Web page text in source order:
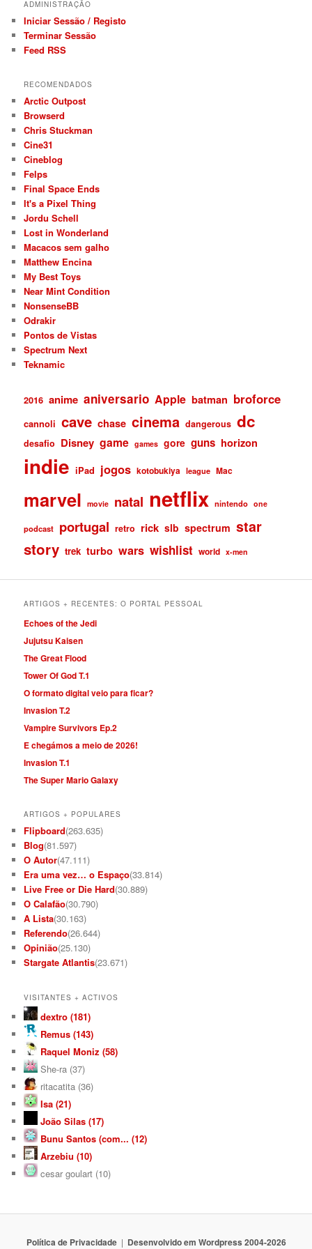
ADMINISTRAÇÃO
Iniciar Sessão / Registo
Terminar Sessão
Feed RSS
RECOMENDADOS
Arctic Outpost
Browserd
Chris Stuckman
Cine31
Cineblog
Felps
Final Space Ends
It's a Pixel Thing
Jordu Schell
Lost in Wonderland
Macacos sem galho
Matthew Encina
My Best Toys
Near Mint Condition
NonsenseBB
Odrakir
Pontos de Vistas
Spectrum Next
Teknamic
2016 anime aniversario Apple batman broforce
cannoli cave chase cinema dangerous dc
desafio Disney game games gore guns horizon
indie iPad jogos kotobukiya league Mac
marvel movie natal netflix nintendo one
podcast portugal retro rick slb spectrum star
story trek turbo wars wishlist world x-men
ARTIGOS + RECENTES: O PORTAL PESSOAL
Echoes of the Jedi
Jujutsu Kaisen
The Great Flood
Tower Of God T.1
O formato digital veio para ficar?
Invasion T.2
Vampire Survivors Ep.2
E chegámos a meio de 2026!
Invasion T.1
The Super Mario Galaxy
ARTIGOS + POPULARES
Flipboard(263.635)
Blog(81.597)
O Autor(47.111)
Era uma vez… o Espaço(33.814)
Live Free or Die Hard(30.889)
O Calafão(30.790)
A Lista(30.163)
Referendo(26.644)
Opinião(25.130)
Stargate Atlantis(23.671)
VISITANTES + ACTIVOS
dextro (181)
Remus (143)
Raquel Moniz (58)
She-ra (37)
ritacatita (36)
Isa (21)
João Silas (17)
Bunu Santos (com... (12)
Arzebiu (10)
cesar goulart (10)
Política de Privacidade Desenvolvido em Wordpress 2004-2026